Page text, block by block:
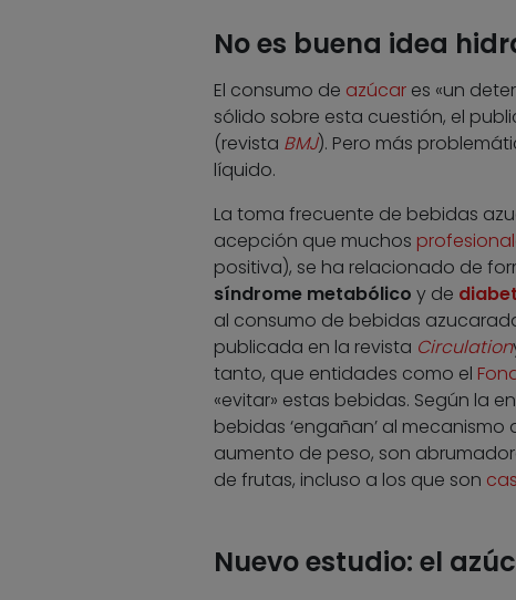
No es buena idea
El consumo de azúcares «un
sólido sobre esta cuestión, el
(revista BMJ). Pero más
líquido.
La toma frecuente de bebidas
acepción que muchos
positiva), se ha relacionado de
síndrome metabólico y de
al consumo de bebidas
publicada en la revista Circulation
tanto, que entidades como el
«evitar» estas bebidas. Según la
bebidas ‘engañan’ al
aumento de peso, son
de frutas, incluso a los que son
Nuevo estudio: el